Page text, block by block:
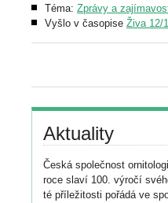
Téma: Zprávy a
Vyšlo v časopise Živa 12/
Aktuality
Česká společnost
roce slaví 100. výročí
té příležitosti pořádá ve